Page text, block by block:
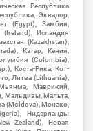
Республика
Эквадор,
(Egypt), Замбия,
Исландия
(Kazakhstan),
Катар, Кения,
(Colombia),
Коста-Рика, Кот-
Литва (Lithuania),
Маврикий,
Мальдивы, Мальта,
(Moldova), Монако,
Нидерланды
Zealand), Новая